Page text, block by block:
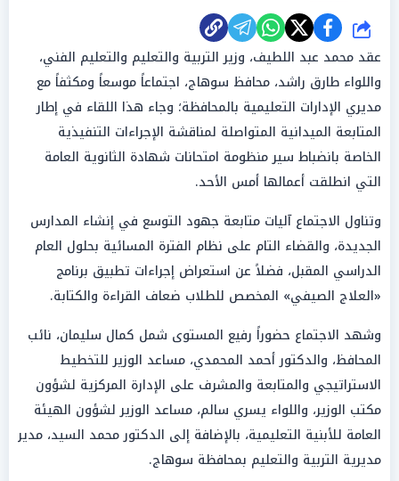
شارك
عقد محمد عبد اللطيف، وزير التربية والتعليم والتعليم الفني،
واللواء طارق راشد، محافظ سوهاج، اجتماعاً موسعاً ومكثفاً مع
مديري الإدارات التعليمية بالمحافظة؛ وجاء هذا اللقاء في إطار
المتابعة الميدانية المتواصلة لمناقشة الإجراءات التنفيذية
الخاصة بانضباط سير منظومة امتحانات شهادة الثانوية العامة
التي انطلقت أعمالها أمس الأحد.
وتناول الاجتماع آليات متابعة جهود التوسع في إنشاء المدارس
الجديدة، والقضاء التام على نظام الفترة المسائية بحلول العام
الدراسي المقبل، فضلاً عن استعراض إجراءات تطبيق برنامج
«العلاج الصيفي» المخصص للطلاب ضعاف القراءة والكتابة.
وشهد الاجتماع حضوراً رفيع المستوى شمل كمال سليمان، نائب
المحافظ، والدكتور أحمد المحمدي، مساعد الوزير للتخطيط
الاستراتيجي والمتابعة والمشرف على الإدارة المركزية لشؤون
مكتب الوزير، واللواء يسري سالم، مساعد الوزير لشؤون الهيئة
العامة للأبنية التعليمية، بالإضافة إلى الدكتور محمد السيد، مدير
مديرية التربية والتعليم بمحافظة سوهاج.